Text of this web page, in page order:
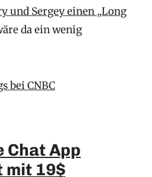
und Sergey einen „Long
da ein wenig
bei CNBC
Chat App
mit 19$